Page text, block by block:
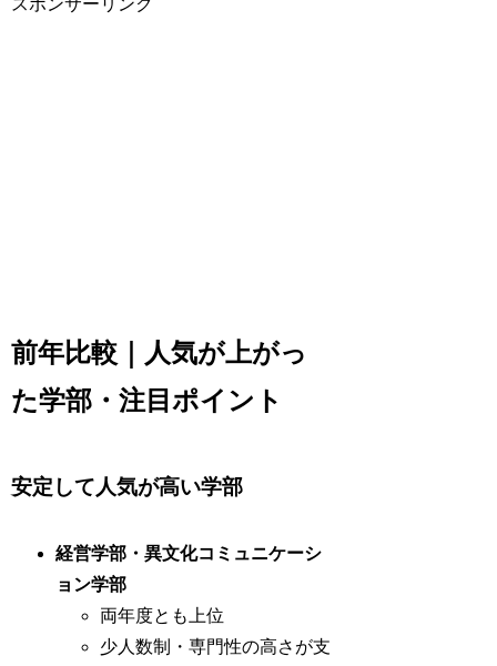
スポンサーリンク
前年比較｜人気が上がっ
た学部・注目ポイント
安定して人気が高い学部
経営学部・異文化コミュニケーシ
ョン学部
両年度とも上位
少人数制・専門性の高さが支